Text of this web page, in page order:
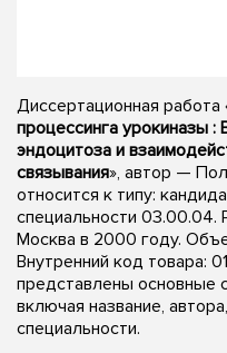
Диссертационная работа
процессинга урокиназы
эндоцитоза и
связывания», автор —
относится к типу:
специальности 03.00.04.
Москва в 2000 году.
Внутренний код товара:
представлены основные
включая название,
специальности.